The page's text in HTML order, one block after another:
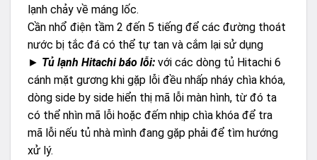
lạnh chảy về máng lốc.
Cần nhổ điện tầm 2 đến 5 tiếng để các đường thoát
nước bị tắc đá có thể tự tan và cắm lại sử dụng
► Tủ lạnh Hitachi báo lỗi: với các dòng tủ Hitachi 6
cánh mặt gương khi gặp lỗi đều nhấp nháy chìa khóa,
dòng side by side hiển thị mã lỗi màn hình, từ đó ta
có thể nhìn mã lỗi hoặc đếm nhịp chìa khóa để tra
mã lỗi nếu tủ nhà mình đang gặp phải để tìm hướng
xử lý.